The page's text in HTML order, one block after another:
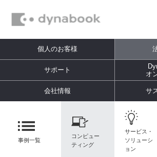
個人のお客様
サポート
オ
会社情報 サ
事例一覧
コンピュー
ティング
サービス・
ソリューシ
ョン